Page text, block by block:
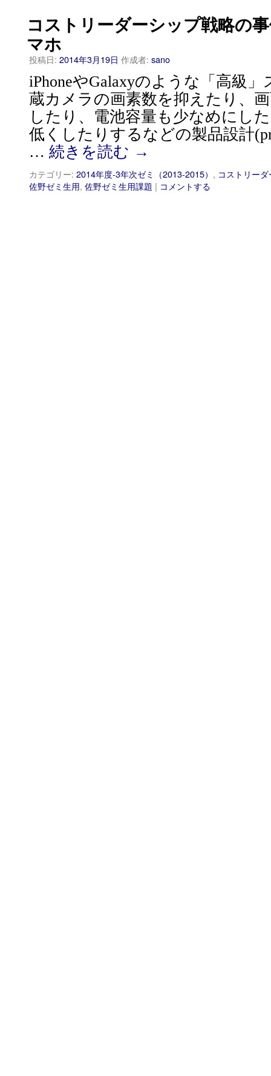
コストリーダーシップ戦略の
マホ
投稿日: 2014年3月19日 作成者: sano
iPhoneやGalaxyのような「高級
蔵カメラの画素数を抑えたり、
したり、電池容量も少なめにし
低くしたりするなどの製品設計
… 続きを読む →
カテゴリー: 2014年度-3年次ゼミ（2013-2015） , コストリー
佐野ゼミ生用, 佐野ゼミ生用課題 | コメントする